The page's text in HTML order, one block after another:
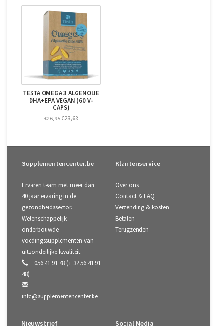
TESTA OMEGA 3 ALGENOLIE
DHA+EPA VEGAN (60 V-
CAPS)
€26,95 €23,63
Supplementencenter.be
Ervaren team met meer dan
40 jaar ervaring in de
gezondheidssector.
Wetenschappelijk
onderbouwde
voedingssupplementen van
uitzonderlijke kwaliteit.
056 41 91 48 (+ 32 56 41 91
48)
info@supplementencenter.be
Klantenservice
Over ons
Contact & FAQ
Verzending & kosten
Betalen
Terugzenden
Nieuwsbrief Social Media